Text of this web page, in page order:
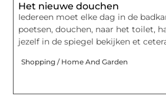
Het nieuwe douchen
Iedereen moet elke dag in de
poetsen, douchen, naar het toilet,
jezelf in de spiegel bekijken et
Shopping / Home And Garden